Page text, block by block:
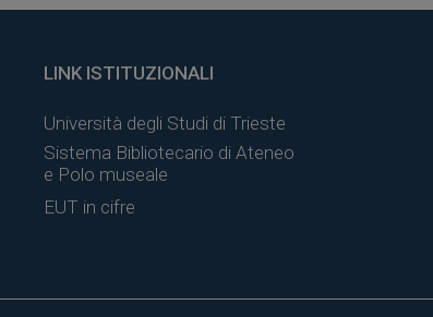
LINK ISTITUZIONALI
Università degli Studi di Trieste
Sistema Bibliotecario di Ateneo
e Polo museale
EUT in cifre